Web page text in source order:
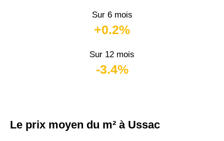
Sur 6 mois
+0.2%
Sur 12 mois
-3.4%
Le prix moyen du m² à Ussac